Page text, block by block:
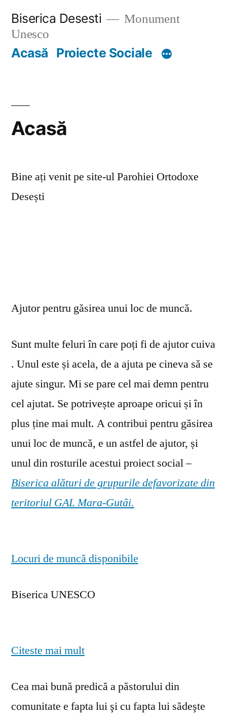
content
Biserica Desesti
Monument
Unesco
Acasă Proiecte Sociale
Acasă
Bine ați venit pe site-ul Parohiei Ortodoxe
Desești
Ajutor pentru găsirea unui loc de muncă.
Sunt multe feluri în care poți fi de ajutor cuiva
. Unul este și acela, de a ajuta pe cineva să se
ajute singur. Mi se pare cel mai demn pentru
cel ajutat. Se potrivește aproape oricui și în
plus ține mai mult. A contribui pentru găsirea
unui loc de muncă, e un astfel de ajutor, și
unul din rosturile acestui proiect social –
Biserica alături de grupurile defavorizate din
teritoriul GAL Mara-Gutâi.
Locuri de muncă disponibile
Biserica UNESCO
Citeste mai mult
Cea mai bună predică a păstorului din
comunitate e fapta lui şi cu fapta lui sădeşte